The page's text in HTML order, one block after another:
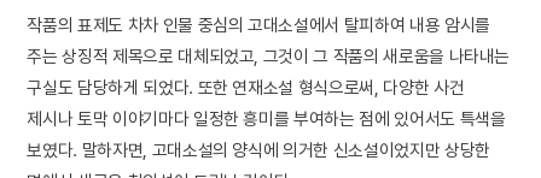
작품의 표제도 차차 인물 중심의 고대소설에서 탈피하여 내용 암시를
주는 상징적 제목으로 대체되었고, 그것이 그 작품의 새로움을 나타내는
구실도 담당하게 되었다. 또한 연재소설 형식으로써, 다양한 사건
제시나 토막 이야기마다 일정한 흥미를 부여하는 점에 있어서도 특색을
보였다. 말하자면, 고대소설의 양식에 의거한 신소설이었지만 상당한